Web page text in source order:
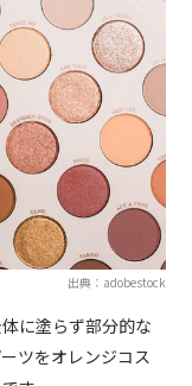
出典：adobestock
に塗らず部分的な
ツをオレンジコス